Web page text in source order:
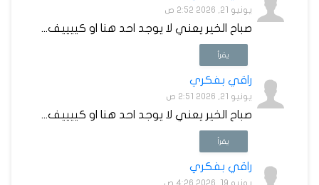
يونيو 21, 2026 2:52 ص
صباح الخير يعني لا يوجد احد هنا او كييييف...
يقرأ
راقي بفكري
يونيو 21, 2026 2:51 ص
صباح الخير يعني لا يوجد احد هنا او كييييف...
يقرأ
راقي بفكري
يونيو 19, 2026 4:26 ص